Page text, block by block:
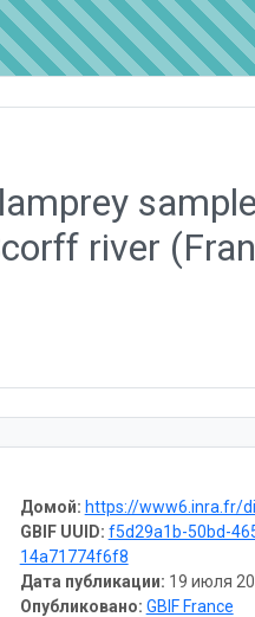
river
Домой: https://www6.inra.fr/
GBIF UUID: f5d29a1b-50bd-
14a71774f6f8
Дата публикации: 19 июля
Опубликовано: GBIF France